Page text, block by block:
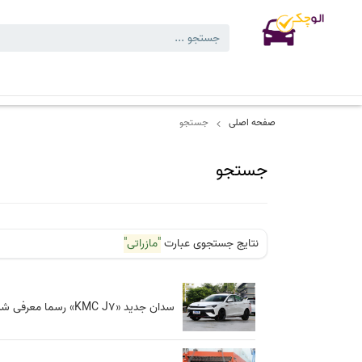
صفحه اصلی جستجو
جستجو
نتایج جستجوی عبارت"مازراتی"
سدان جدید «KMC J7» رسما معرفی شد